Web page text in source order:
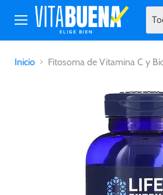
Menú
Inicio
Fitosoma de Vitamina C y